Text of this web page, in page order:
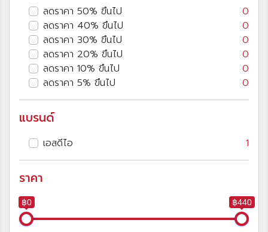
ลดราคา 50% ขึนไป
0
ลดราคา 40% ขึนไป
0
ลดราคา 30% ขึนไป
0
ลดราคา 20% ขึนไป
0
ลดราคา 10% ขึนไป
0
ลดราคา 5% ขึนไป
0
แบรนด์
เอสดีไอ 1
ราคา
฿0 ฿440